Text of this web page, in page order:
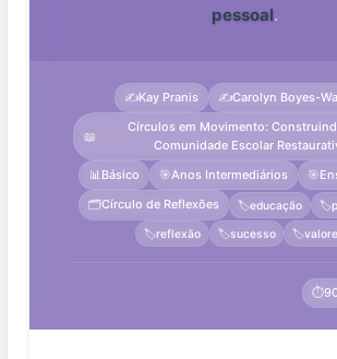
pessoal.
✍️Kay Pranis ✍️Carolyn Boyes-
📖
Círculos em Movimento:
Comunidade Escolar
📊Básico 🎯Anos Intermediários 🎯
🗂️Círculo de Reflexões 🏷️educação 🏷️
🏷️reflexão 🏷️sucesso 🏷️
⏱️